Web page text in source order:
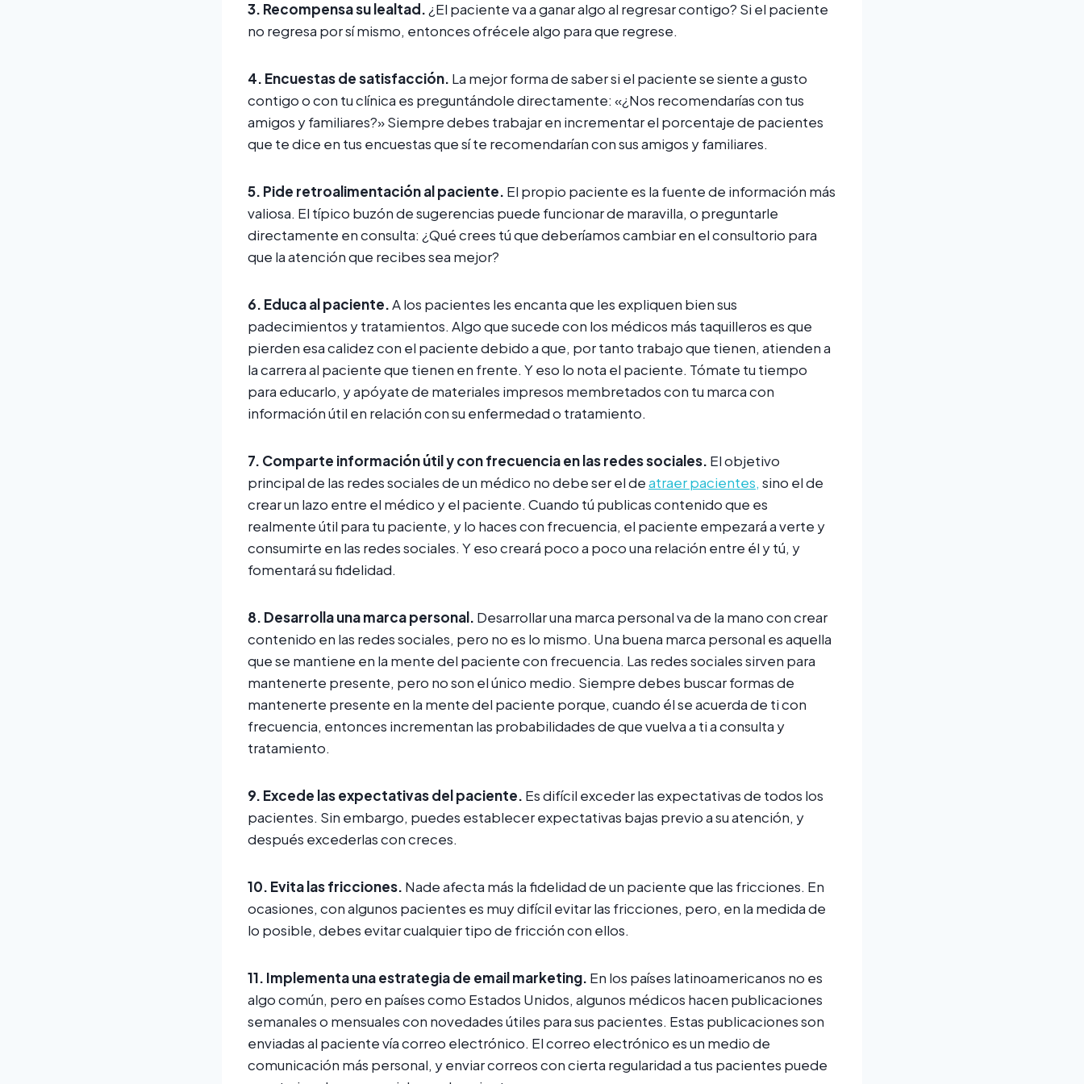
3. Recompensa su lealtad. ¿El paciente va a ganar algo al regresar contigo? Si el paciente
no regresa por sí mismo, entonces ofrécele algo para que regrese.
4. Encuestas de satisfacción. La mejor forma de saber si el paciente se siente a gusto
contigo o con tu clínica es preguntándole directamente: «¿Nos recomendarías con tus
amigos y familiares?» Siempre debes trabajar en incrementar el porcentaje de pacientes
que te dice en tus encuestas que sí te recomendarían con sus amigos y familiares.
5. Pide retroalimentación al paciente. El propio paciente es la fuente de información más
valiosa. El típico buzón de sugerencias puede funcionar de maravilla, o preguntarle
directamente en consulta: ¿Qué crees tú que deberíamos cambiar en el consultorio para
que la atención que recibes sea mejor?
6. Educa al paciente.A los pacientes les encanta que les expliquen bien sus
padecimientos y tratamientos. Algo que sucede con los médicos más taquilleros es que
pierden esa calidez con el paciente debido a que, por tanto trabajo que tienen, atienden a
la carrera al paciente que tienen en frente. Y eso lo nota el paciente. Tómate tu tiempo
para educarlo, y apóyate de materiales impresos membretados con tu marca con
información útil en relación con su enfermedad o tratamiento.
7. Comparte información útil y con frecuencia en las redes sociales. El objetivo
principal de las redes sociales de un médico no debe ser el deatraer pacientes, sino el de
crear un lazo entre el médico y el paciente. Cuando tú publicas contenido que es
realmente útil para tu paciente, y lo haces con frecuencia, el paciente empezará a verte y
consumirte en las redes sociales. Y eso creará poco a poco una relación entre él y tú, y
fomentará su fidelidad.
8. Desarrolla una marca personal. Desarrollar una marca personal va de la mano con crear
contenido en las redes sociales, pero no es lo mismo. Una buena marca personal es aquella
que se mantiene en la mente del paciente con frecuencia. Las redes sociales sirven para
mantenerte presente, pero no son el único medio. Siempre debes buscar formas de
mantenerte presente en la mente del paciente porque, cuando él se acuerda de ti con
frecuencia, entonces incrementan las probabilidades de que vuelva a ti a consulta y
tratamiento.
9. Excede las expectativas del paciente. Es difícil exceder las expectativas de todos los
pacientes. Sin embargo, puedes establecer expectativas bajas previo a su atención, y
después excederlas con creces.
10. Evita las fricciones. Nade afecta más la fidelidad de un paciente que las fricciones. En
ocasiones, con algunos pacientes es muy difícil evitar las fricciones, pero, en la medida de
lo posible, debes evitar cualquier tipo de fricción con ellos.
11. Implementa una estrategia de email marketing. En los países latinoamericanos no es
algo común, pero en países como Estados Unidos, algunos médicos hacen publicaciones
semanales o mensuales con novedades útiles para sus pacientes. Estas publicaciones son
enviadas al paciente vía correo electrónico. El correo electrónico es un medio de
comunicación más personal, y enviar correos con cierta regularidad a tus pacientes puede